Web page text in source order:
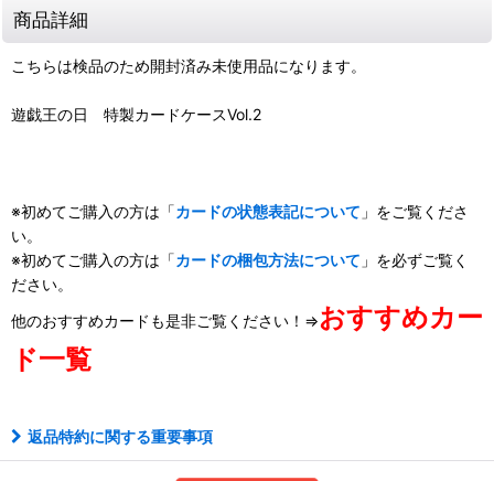
商品詳細
こちらは検品のため開封済み未使用品になります。
遊戯王の日 特製カードケースVol.2
※初めてご購入の方は「カードの状態表記について 」をご覧くださ
い。
※初めてご購入の方は「カードの梱包方法について 」を必ずご覧く
ださい。
他のおすすめカードも是非ご覧ください！⇒おすすめカー
ド一覧
返品特約に関する重要事項